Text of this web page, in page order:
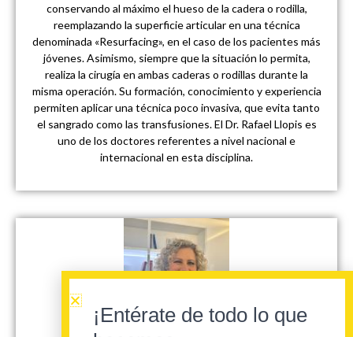
conservando al máximo el hueso de la cadera o rodilla,
reemplazando la superficie articular en una técnica
denominada «Resurfacing», en el caso de los pacientes más
jóvenes. Asimismo, siempre que la situación lo permita,
realiza la cirugía en ambas caderas o rodillas durante la
misma operación. Su formación, conocimiento y experiencia
permiten aplicar una técnica poco invasiva, que evita tanto
el sangrado como las transfusiones. El Dr. Rafael Llopis es
uno de los doctores referentes a nivel nacional e
internacional en esta disciplina.
¡Entérate de todo lo que